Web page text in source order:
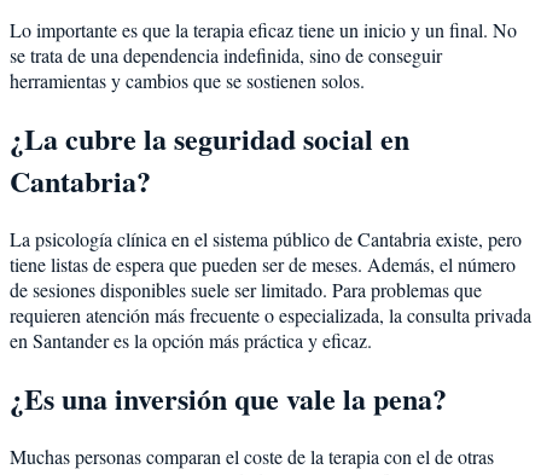
Lo importante es que la terapia eficaz tiene un inicio y un final. No
se trata de una dependencia indefinida, sino de conseguir
herramientas y cambios que se sostienen solos.
¿La cubre la seguridad social en
Cantabria?
La psicología clínica en el sistema público de Cantabria existe, pero
tiene listas de espera que pueden ser de meses. Además, el número
de sesiones disponibles suele ser limitado. Para problemas que
requieren atención más frecuente o especializada, la consulta privada
en Santander es la opción más práctica y eficaz.
¿Es una inversión que vale la pena?
Muchas personas comparan el coste de la terapia con el de otras